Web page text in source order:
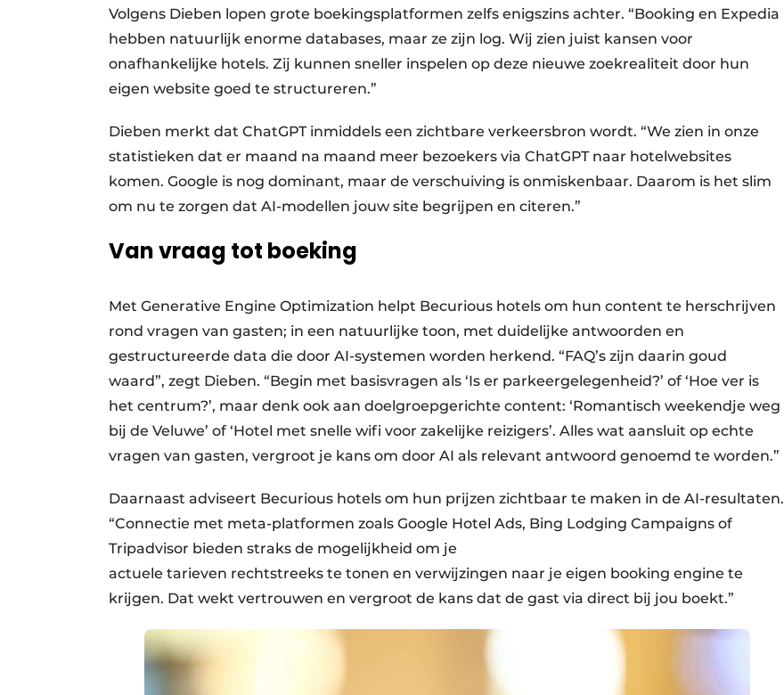
Volgens Dieben lopen grote boekingsplatformen zelfs enigszins achter. “Booking en Expedia
hebben natuurlijk enorme databases, maar ze zijn log. Wij zien juist kansen voor
onafhankelijke hotels. Zij kunnen sneller inspelen op deze nieuwe zoekrealiteit door hun
eigen website goed te structureren.”
Dieben merkt dat ChatGPT inmiddels een zichtbare verkeersbron wordt. “We zien in onze
statistieken dat er maand na maand meer bezoekers via ChatGPT naar hotelwebsites
komen. Google is nog dominant, maar de verschuiving is onmiskenbaar. Daarom is het slim
om nu te zorgen dat AI-modellen jouw site begrijpen en citeren.”
Van vraag tot boeking
Met Generative Engine Optimization helpt Becurious hotels om hun content te herschrijven
rond vragen van gasten; in een natuurlijke toon, met duidelijke antwoorden en
gestructureerde data die door AI-systemen worden herkend. “FAQ’s zijn daarin goud
waard”, zegt Dieben. “Begin met basisvragen als ‘Is er parkeergelegenheid?’ of ‘Hoe ver is
het centrum?’, maar denk ook aan doelgroepgerichte content: ‘Romantisch weekendje weg
bij de Veluwe’ of ‘Hotel met snelle wifi voor zakelijke reizigers’. Alles wat aansluit op echte
vragen van gasten, vergroot je kans om door AI als relevant antwoord genoemd te worden.”
Daarnaast adviseert Becurious hotels om hun prijzen zichtbaar te maken in de AI-resultaten.
“Connectie met meta-platformen zoals Google Hotel Ads, Bing Lodging Campaigns of
Tripadvisor bieden straks de mogelijkheid om je
actuele tarieven rechtstreeks te tonen en verwijzingen naar je eigen booking engine te
krijgen. Dat wekt vertrouwen en vergroot de kans dat de gast via direct bij jou boekt.”